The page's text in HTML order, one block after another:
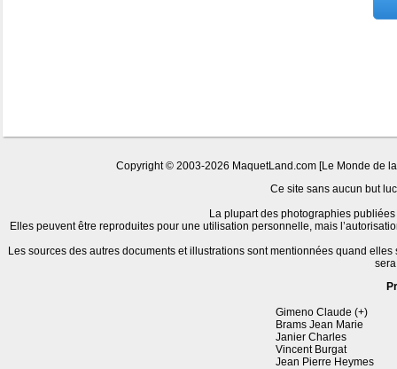
Copyright © 2003-2026 MaquetLand.com [Le Monde de
Ce site sans aucun but
La plupart des photographies
Elles peuvent être reproduites pour une utilisation personnelle, mais
Les sources des autres documents et illustrations sont mentionnées quand
Gimeno Claude (+)
Brams Jean Marie
Janier Charles
Vincent Burgat
Jean Pierre Heymes